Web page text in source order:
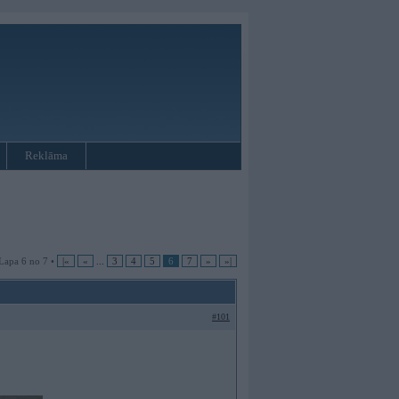
Reklāma
6 no 7 • |« « 3 4 5 6 7 » »|
#101